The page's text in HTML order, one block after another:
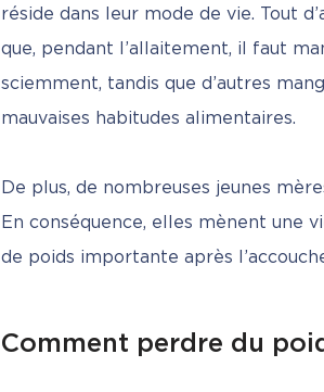
réside dans leur mode de vie. Tout
que, pendant l’allaitement, il faut
sciemment, tandis que d’autres
mauvaises habitudes alimentaires.
De plus, de nombreuses jeunes
En conséquence, elles mènent une
de poids importante après
Comment perdre du